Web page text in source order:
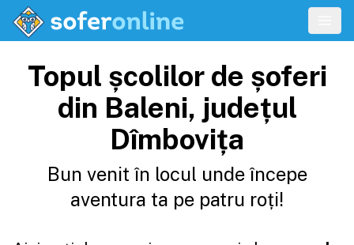
Topul școlilor de șoferi
din Baleni, județul
Dîmbovița
Bun venit în locul unde începe
aventura ta pe patru roți!